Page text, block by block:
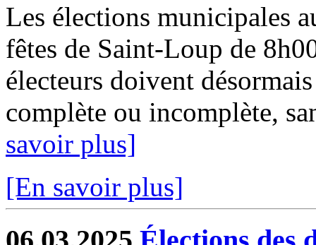
Les élections municipales
fêtes de Saint-Loup de
électeurs doivent
complète ou incomplète,
savoir plus]
[En savoir plus]